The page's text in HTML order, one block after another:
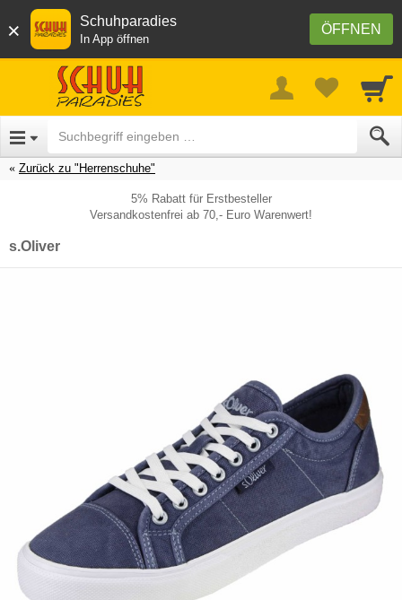
× ÖFFNEN
Schuhparadies
In App öffnen
Zurück zu "Herrenschuhe"
5% Rabatt für Erstbesteller
Versandkostenfrei ab 70,- Euro Warenwert!
s.Oliver